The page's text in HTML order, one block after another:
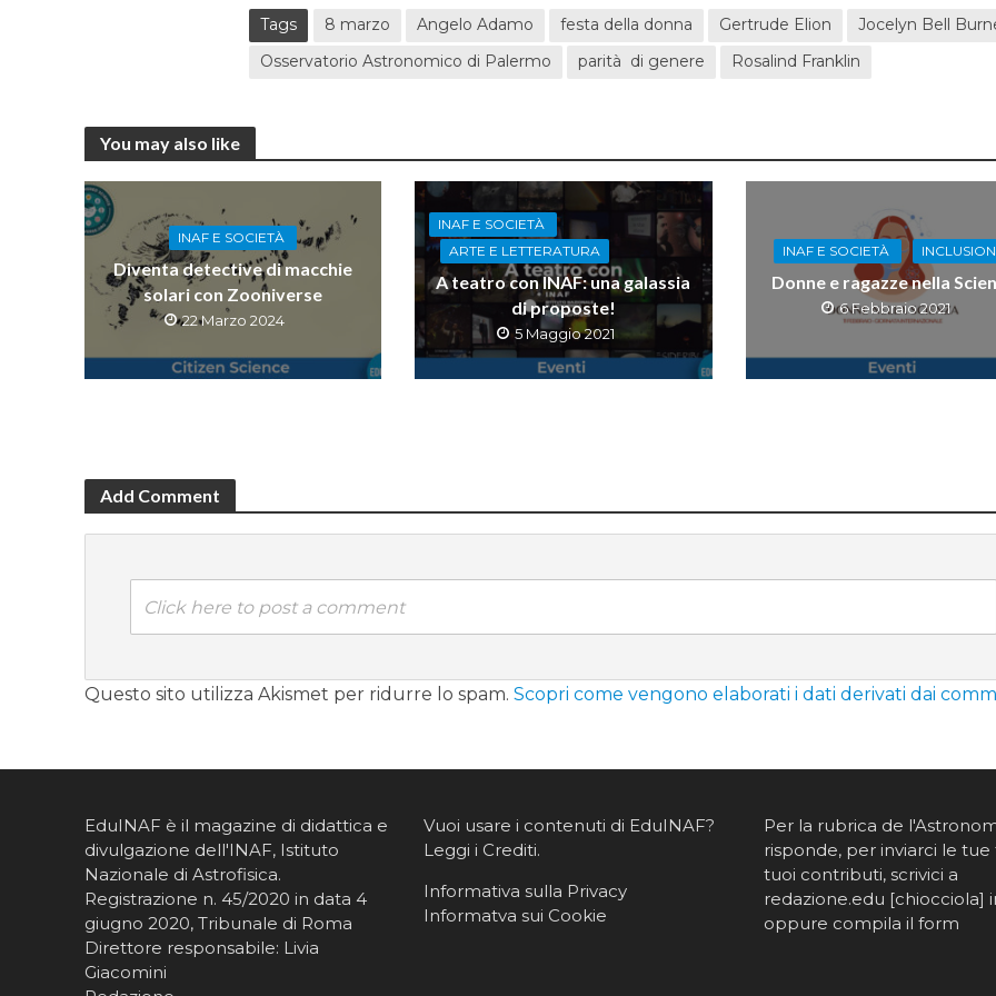
Tags 8 marzo Angelo Adamo festa della donna Gertrude Elion
Jocelyn Bell
Osservatorio Astronomico di Palermo
parità di genere Rosalind Franklin
You may also like
INAF E SOCIETÀ
Diventa detective di macchie
solari con Zooniverse
22 Marzo 2024
INAF E SOCIETÀ
ARTE E LETTERATURA
A teatro con INAF: una galassia
di proposte!
5 Maggio 2021
INAF E SOCIETÀ
Donne e ragazze nella
6 Febbraio 2021
Add Comment
Click here to post a comment
Questo sito utilizza Akismet per ridurre lo spam. Scopri come vengono elaborati i dati derivati dai
EduINAF è il magazine di didattica e
divulgazione dell'INAF, Istituto
Nazionale di Astrofisica.
Registrazione n. 45/2020 in data 4
giugno 2020, Tribunale di Roma
Direttore responsabile: Livia
Giacomini
Vuoi usare i contenuti di EduINAF?
Leggi i Crediti.
Informativa sulla Privacy
Informatva sui Cookie
Per la rubrica de
risponde, per inviarci le tue
tuoi contributi, scrivici a
redazione.edu [chiocciola]
oppure compila il form